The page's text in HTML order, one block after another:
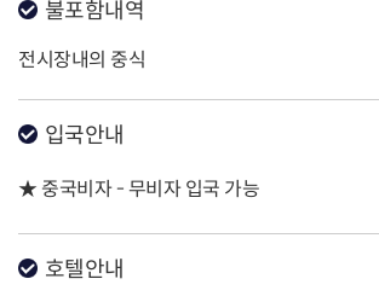
불포함내역
전시장내의 중식
입국안내
★ 중국비자 - 무비자 입국 가능
호텔안내